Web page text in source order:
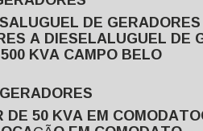
ALUGUEL DE
A DIESEL ALUGUEL
KVA CAMPO BELO
DE 50 KVA EM COMODATO